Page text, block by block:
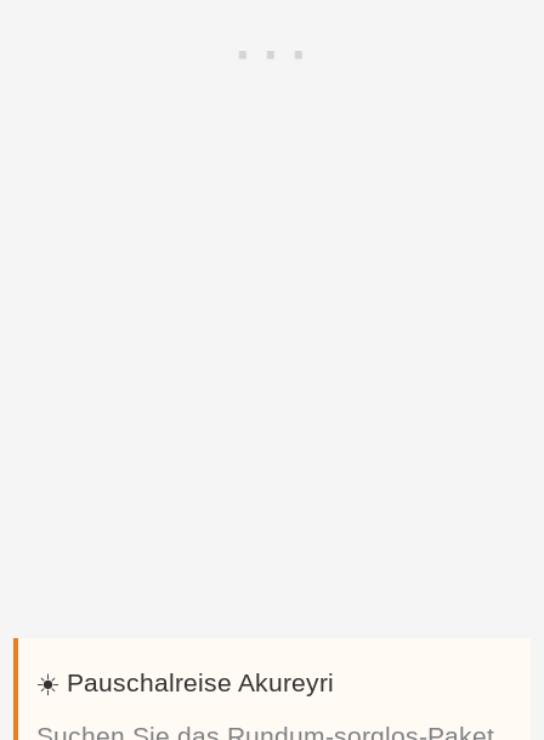
☀️ Pauschalreise Akureyri